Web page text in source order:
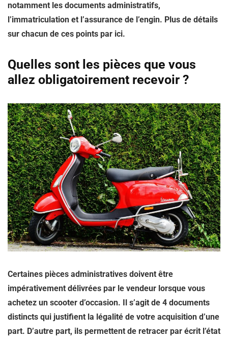
notamment les documents administratifs,
l’immatriculation et l’assurance de l’engin. Plus de détails
sur chacun de ces points par ici.
Quelles sont les pièces que vous
allez obligatoirement recevoir ?
Certaines pièces administratives doivent être
impérativement délivrées par le vendeur lorsque vous
achetez un scooter d’occasion. Il s’agit de 4 documents
distincts qui justifient la légalité de votre acquisition d’une
part. D’autre part, ils permettent de retracer par écrit l’état